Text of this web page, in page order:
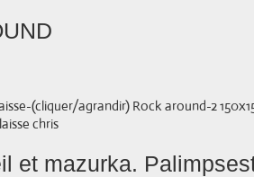
(cliquer/agrandir) Rock around-2
chris
et mazurka.